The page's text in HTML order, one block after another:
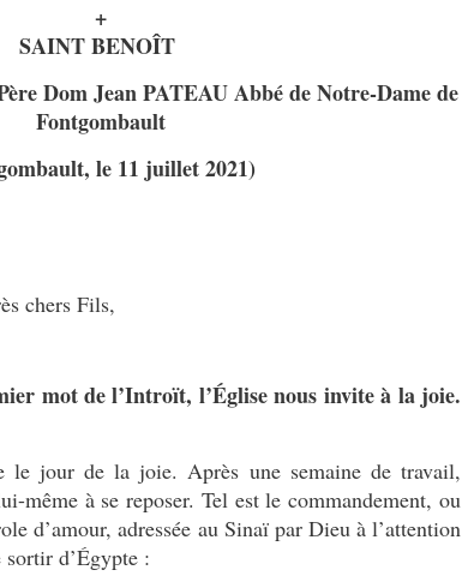
+
SAINTBENOÎT
Dom Jean PATEAU Abbé de Notre-Dame de
Fontgombault
le 11 juillet 2021)
chers Fils,
mot de l’Introït, l’Église nous invite à la joie.
le jour de la joie. Après une semaine de travail,
même à se reposer. Tel est le commandement, ou
d’amour, adressée au Sinaï par Dieu à l’attention
d’Égypte :